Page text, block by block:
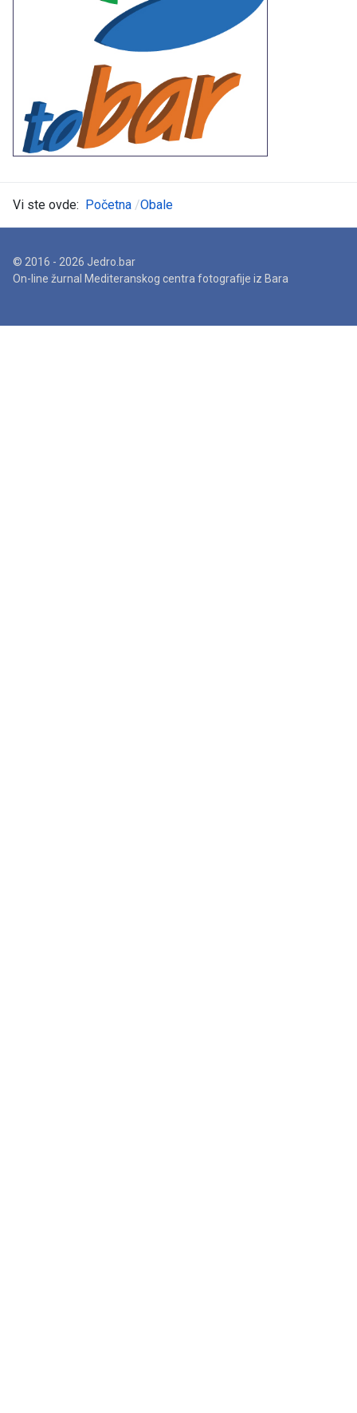
Vi ste ovde: Početna Obale
© 2016 - 2026 Jedro.bar
On-line žurnal Mediteranskog centra fotografije iz Bara